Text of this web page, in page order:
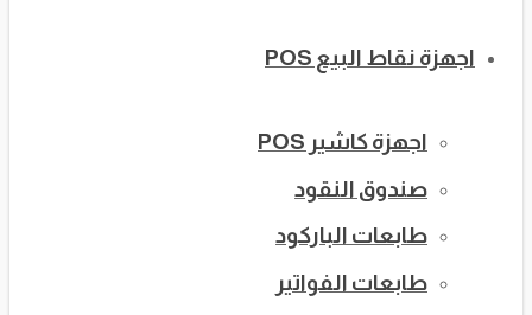
اجهزة نقاط البيع POS
اجهزة كاشير POS
صندوق النقود
طابعات الباركود
طابعات الفواتير